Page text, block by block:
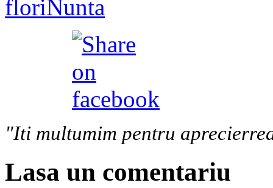
floriNunta
"Iti multumim pentru
Lasa un comentariu